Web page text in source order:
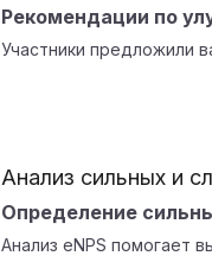
Рекомендации по
Участники предложили
Анализ сильных и
Определение
Анализ eNPS помогает